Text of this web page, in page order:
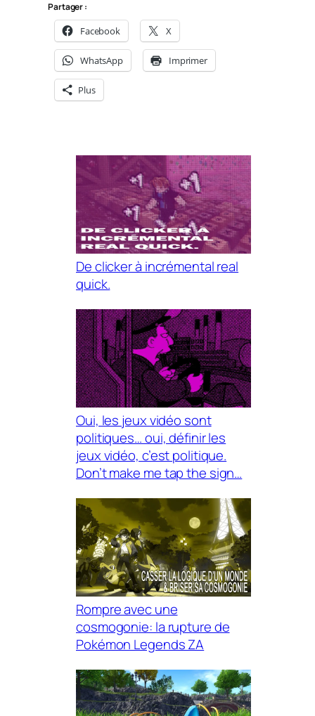
Partager :
Facebook X
WhatsApp Imprimer
Plus
De clicker à incrémental real
quick.
Oui, les jeux vidéo sont
politiques… oui, définir les
jeux vidéo, c’est politique.
Don’t make me tap the sign…
Rompre avec une
cosmogonie: la rupture de
Pokémon Legends ZA